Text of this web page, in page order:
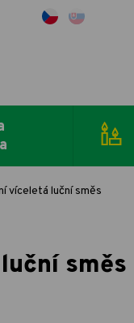
víceletá luční směs
směs